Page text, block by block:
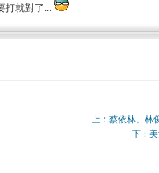
打就對了...
上：蔡依林。林
下：